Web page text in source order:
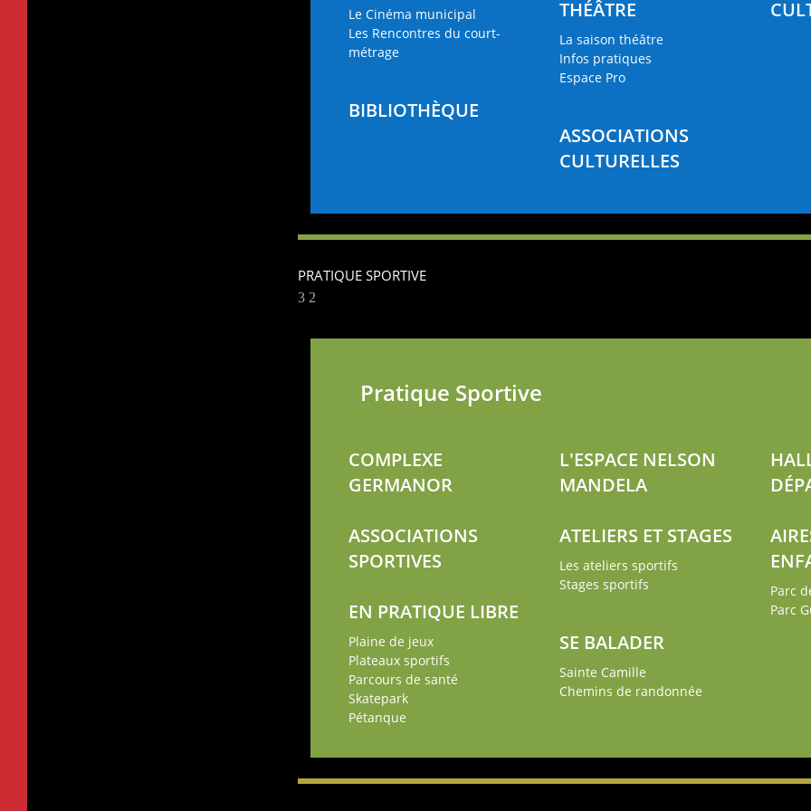
Le Cinéma municipal
Les Rencontres du court-
métrage
BIBLIOTHÈQUE
THÉÂTRE
La saison théâtre
Infos pratiques
Espace Pro
ASSOCIATIONS
CULTURELLES
PRATIQUE SPORTIVE
Pratique Sportive
COMPLEXE
GERMANOR
ASSOCIATIONS
SPORTIVES
EN PRATIQUE LIBRE
Plaine de jeux
Plateaux sportifs
Parcours de santé
Skatepark
Pétanque
L'ESPACE NELSON
MANDELA
ATELIERS ET STAGES
Les ateliers sportifs
Stages sportifs
SE BALADER
Sainte Camille
Chemins de randonnée
Parc
Parc